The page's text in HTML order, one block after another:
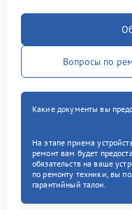
Вопросы по
Какие документы вы
На этапе приема
ремонт вам будет
обязательств на ваше
по ремонту техники, вы
гарантийный талон.